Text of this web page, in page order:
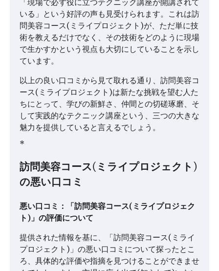
いる」という好評の声も見受けられます。これは訪
問美容コース(ミライプロジェクト)が、ただ単に技
術を教えるだけでなく、その技術をどのように現場
で生かすかという視点も大切にしていることを示し
ています。
以上の良い口コミから見て取れる通り、訪問美容コ
ース(ミライプロジェクト)は新たな挑戦を望む人た
ちにとって、学びの新鮮さ、仲間との切磋琢磨、そ
して実践的なテクニック講座という、三つの大きな
魅力を提供していると言えるでしょう。
*
訪問美容コース(ミライプロジェクト)
の悪い口コミ
悪い口コミ：「訪問美容コース(ミライプロジェク
ト)」の評価について
提供された情報を基に、「訪問美容コース(ミライ
プロジェクト)」の悪い口コミについて探ったとこ
ろ、具体的な評価や指摘を見つけることができませ